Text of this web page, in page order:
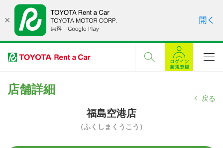
店舗詳細
戻る
福島空港店
（ふくしまくうこう）